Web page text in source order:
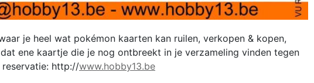
je heel wat pokémon kaarten kan ruilen, verkopen & kopen,
ene kaartje die je nog ontbreekt in je verzameling vinden tegen
http://www.hobby13.be